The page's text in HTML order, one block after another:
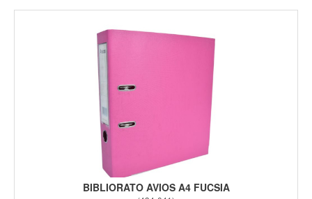
BIBLIORATO AVIOS A4 FUCSIA